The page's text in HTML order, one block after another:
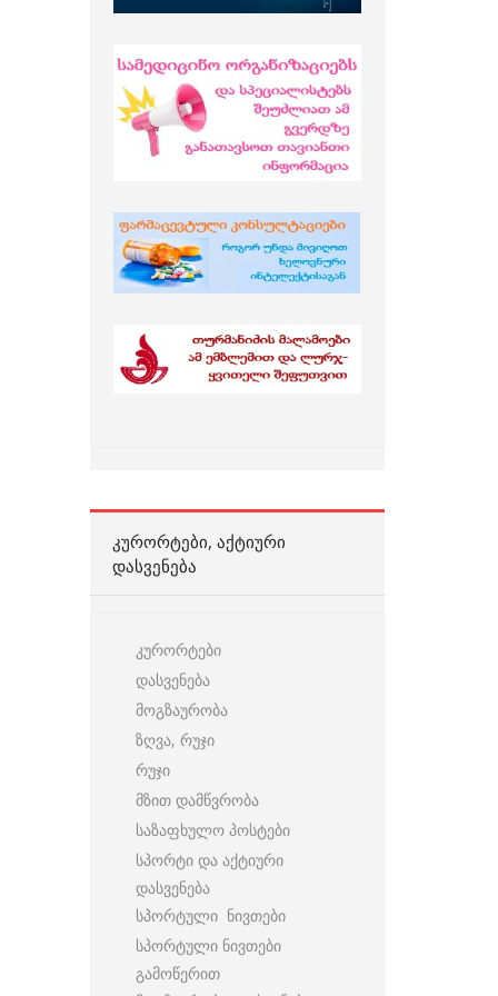
ᲙᲣᲠᲝᲠᲢᲔᲑᲘ, ᲐᲥᲢᲘᲣᲠᲘ
ᲓᲐᲡᲕᲔᲜᲔᲑᲐ
კურორტები
დასვენება
მოგზაურობა
ზღვა, რუჯი
რუჯი
მზით დამწვრობა
საზაფხულო პოსტები
სპორტი და აქტიური
დასვენება
სპორტული ნივთები
სპორტული ნივთები
გამოწერით